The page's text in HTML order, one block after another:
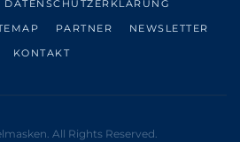
DATENSCHUTZERKLÄRUNG
PARTNER
NEWSLETTER
KONTAKT
All Rights Reserved.